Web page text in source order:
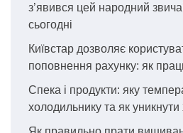
з’явився цей народний
сьогодні
Київстар дозволяє
поповнення рахунку: як
Спека і продукти: яку
холодильнику та як